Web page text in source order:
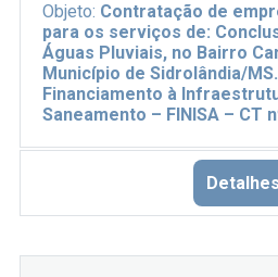
Objeto: Contratação de
para os serviços de:
Águas Pluviais, no Bairro
Município de Sidrolândia/
Financiamento à
Saneamento – FINISA – CT
Detalhes